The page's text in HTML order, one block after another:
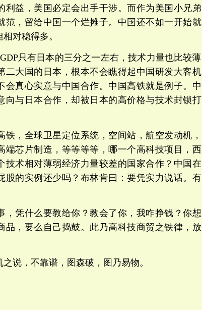
利益，美国必定会出手干涉。而作为美国小兄弟
范，留给中国一个烂摊子。中国还不如一开始就
对稳得多。
只有日本的三分之一左右，技术力量也比较薄
二大国的日本，根本不会瞧得起中国研发大客机
会真心实意与中国合作。中国高铁就是例子。中
向与日本合作，却被日本的高价格与技术封锁打
铁，全球卫星定位系统，空间站，航空发动机，
端芯片制造，等等等等，哪一个高科技项目，西
技术相对薄弱经济力量较差的国家合作？中国在
股的实例还少吗？布林肯曰：要凭实力说话。有
，凭什么要教给你？教会了你，我咋挣钱？你想
品，要么自己捣鼓。此乃高科技商贸之铁律，放
说，不靠谱，图森破，图乃易物。